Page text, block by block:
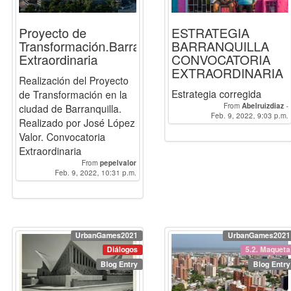
Proyecto de
Transformación.Barranquilla.Convocatoria
Extraordinaria
Realización del Proyecto
de Transformación en la
ciudad de Barranquilla.
Realizado por José López
Valor. Convocatoria
Extraordinaria
From pepelvalor
Feb. 9, 2022, 10:31 p.m.
ESTRATEGIA
BARRANQUILLA
CONVOCATORIA
EXTRAORDINARIA
Estrategia corregida
From Abelruizdiaz -
CarlosGraciánPedrosa-
pepelvalor
Feb. 9, 2022, 9:03 p.m.
UrbanGames2021
Diálogos
Blog Entry
UrbanGames2021
5.2. Maqueta
Blog Entry